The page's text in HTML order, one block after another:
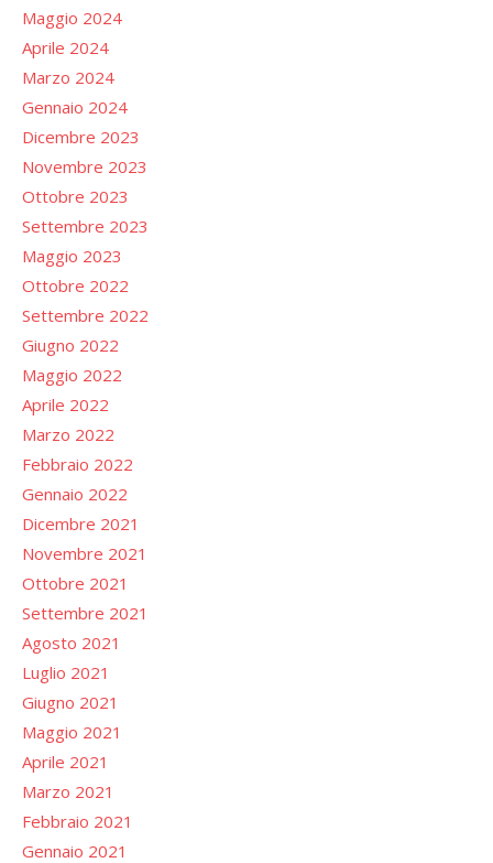
Maggio 2024
Aprile 2024
Marzo 2024
Gennaio 2024
Dicembre 2023
Novembre 2023
Ottobre 2023
Settembre 2023
Maggio 2023
Ottobre 2022
Settembre 2022
Giugno 2022
Maggio 2022
Aprile 2022
Marzo 2022
Febbraio 2022
Gennaio 2022
Dicembre 2021
Novembre 2021
Ottobre 2021
Settembre 2021
Agosto 2021
Luglio 2021
Giugno 2021
Maggio 2021
Aprile 2021
Marzo 2021
Febbraio 2021
Gennaio 2021